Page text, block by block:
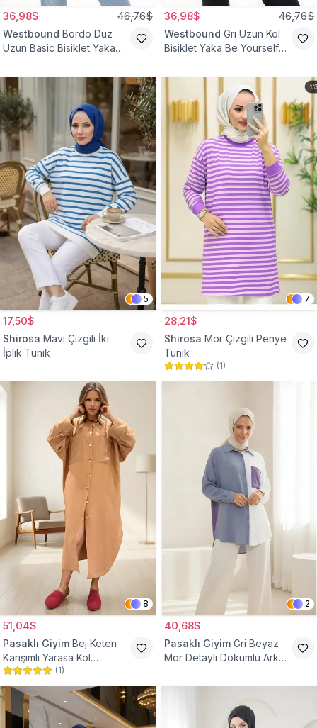
36,98$ 46,76$
Westbound Bordo Düz
Uzun Basic Bisiklet Yaka
36,98$ 46,76$
Westbound Gri Uzun Kol
Bisiklet Yaka Be Yourself
5
17,50$
Shirosa Mavi Çizgili İki
İplik Tunik
7
28,21$
Shirosa Mor Çizgili Penye
Tunik
(1)
8
51,04$
Pasaklı Giyim Bej Keten
Karışımlı Yarasa Kol
Tesettür Tunik
(1)
2
40,68$
Pasaklı Giyim Gri Beyaz
Mor Detaylı Dökümlü Arkası